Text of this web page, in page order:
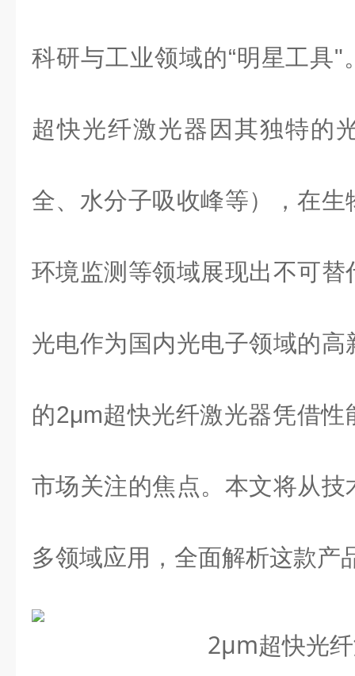
科研与工业领域的“明星工具"
超快光纤激光器因其独特的
全、水分子吸收峰等），在
环境监测等领域展现出不可
光电作为国内光电子领域的
的2μm超快光纤激光器凭借
市场关注的焦点。本文将从
多领域应用，全面解析这款产